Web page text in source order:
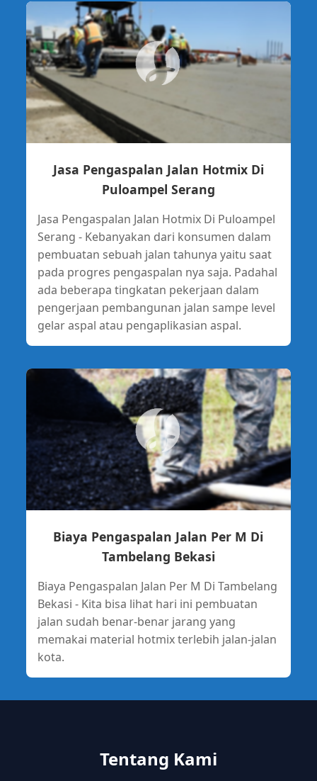
Jasa Pengaspalan Jalan Hotmix Di
Puloampel Serang
Jasa Pengaspalan Jalan Hotmix Di Puloampel
Serang - Kebanyakan dari konsumen dalam
pembuatan sebuah jalan tahunya yaitu saat
pada progres pengaspalan nya saja. Padahal
ada beberapa tingkatan pekerjaan dalam
pengerjaan pembangunan jalan sampe level
gelar aspal atau pengaplikasian aspal.
Biaya Pengaspalan Jalan Per M Di
Tambelang Bekasi
Biaya Pengaspalan Jalan Per M Di Tambelang
Bekasi - Kita bisa lihat hari ini pembuatan
jalan sudah benar-benar jarang yang
memakai material hotmix terlebih jalan-jalan
kota.
Tentang Kami